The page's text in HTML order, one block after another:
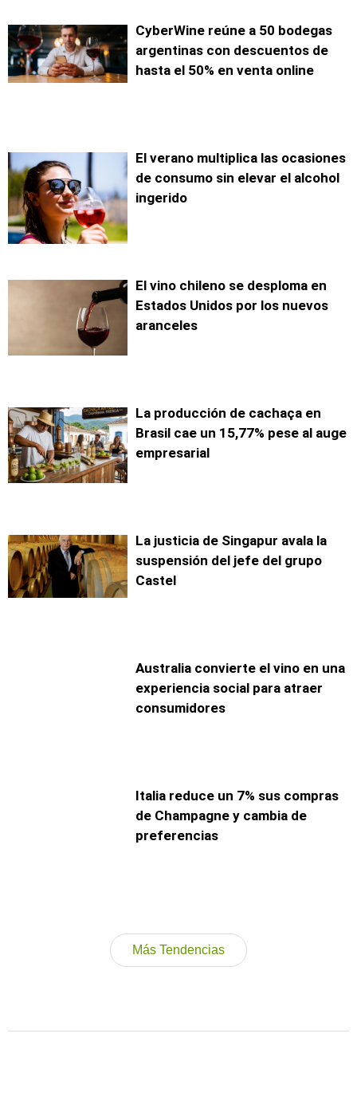
CyberWine reúne a 50 bodegas
argentinas con descuentos de
hasta el 50% en venta online
El verano multiplica las ocasiones
de consumo sin elevar el alcohol
ingerido
El vino chileno se desploma en
Estados Unidos por los nuevos
aranceles
La producción de cachaça en
Brasil cae un 15,77% pese al auge
empresarial
La justicia de Singapur avala la
suspensión del jefe del grupo
Castel
Australia convierte el vino en una
experiencia social para atraer
consumidores
Italia reduce un 7% sus compras
de Champagne y cambia de
preferencias
Más Tendencias